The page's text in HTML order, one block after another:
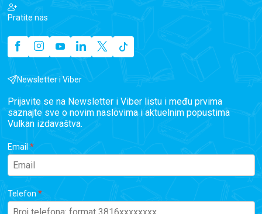
Pratite nas
Newsletter i Viber
Prijavite se na Newsletter i Viber listu i među prvima
saznajte sve o novim naslovima i aktuelnim popustima
Vulkan izdavaštva.
Email
Telefon